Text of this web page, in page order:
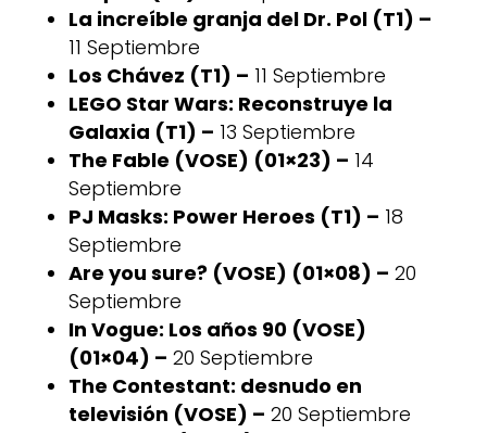
La increíble granja del Dr. Pol (T1) –
11 Septiembre
Los Chávez (T1) – 11 Septiembre
LEGO Star Wars: Reconstruye la
Galaxia (T1) – 13 Septiembre
The Fable (VOSE) (01×23) – 14
Septiembre
PJ Masks: Power Heroes (T1) – 18
Septiembre
Are you sure? (VOSE) (01×08) – 20
Septiembre
In Vogue: Los años 90 (VOSE)
(01×04) – 20 Septiembre
The Contestant: desnudo en
televisión (VOSE) – 20 Septiembre